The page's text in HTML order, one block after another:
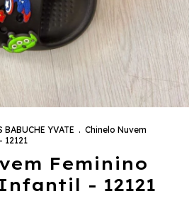
BABUCHE YVATE . Chinelo Nuvem
Feminino
- 12121